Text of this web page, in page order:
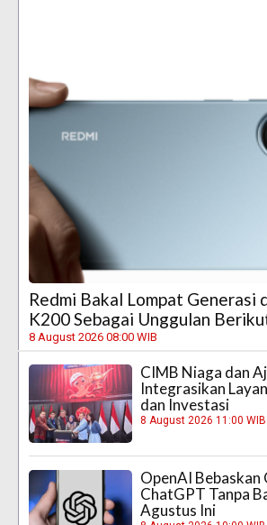
Redmi Bakal Lompat Generasi
K200 Sebagai Unggulan
8 August 2026 08:00 WIB
CIMB Niaga dan
Integrasikan
dan Investasi
8 August 2026 11:00 WIB
OpenAI Bebaskan
ChatGPT Tanpa
Agustus Ini